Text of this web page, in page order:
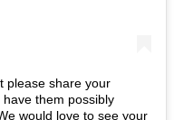
please share your
them possibly
would love to see your